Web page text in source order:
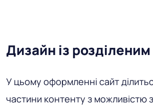
Дизайн із
У цьому оформленні сайт
частини контенту з можливістю